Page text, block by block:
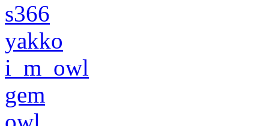
s366
yakko
i_m_owl
gem